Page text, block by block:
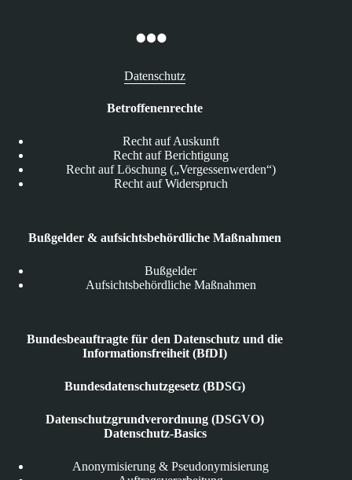
Datenschutz
Betroffenenrechte
Recht auf Auskunft
Recht auf Berichtigung
Recht auf Löschung („Vergessenwerden“)
Recht auf Widerspruch
Bußgelder & aufsichtsbehördliche Maßnahmen
Bußgelder
Aufsichtsbehördliche Maßnahmen
Bundesbeauftragte für den Datenschutz und die
Informationsfreiheit (BfDI)
Bundesdatenschutzgesetz (BDSG)
Datenschutzgrundverordnung (DSGVO)
Datenschutz-Basics
Anonymisierung & Pseudonymisierung